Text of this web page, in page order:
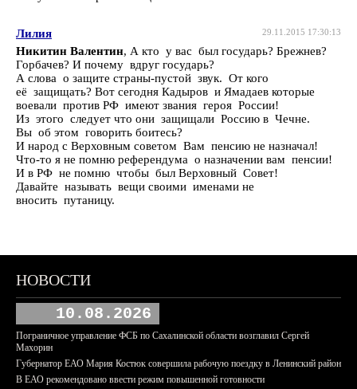
29.11.2015 17:30:13
Лилия
Никитин Валентин, А кто у вас был государь? Брежнев?
Горбачев? И почему вдруг государь?
А слова о защите страны-пустой звук. От кого
её защищать? Вот сегодня Кадыров и Ямадаев которые
воевали против РФ имеют звания героя России!
Из этого следует что они защищали Россию в Чечне.
Вы об этом говорить боитесь?
И народ с Верховным советом Вам пенсию не назначал!
Что-то я не помню референдума о назначении вам пенсии!
И в РФ не помню чтобы был Верховный Совет!
Давайте называть вещи своими именами не
вносить путаницу.
НОВОСТИ
10.08.2026
Пограничное управление ФСБ по Сахалинской области возглавил Сергей
Махорин
Губернатор ЕАО Мария Костюк совершила рабочую поездку в Ленинский район
В ЕАО рекомендовано ввести режим повышенной готовности